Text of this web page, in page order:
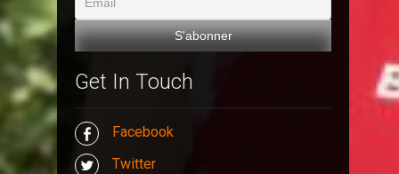
Get In Touch
Facebook
Twitter